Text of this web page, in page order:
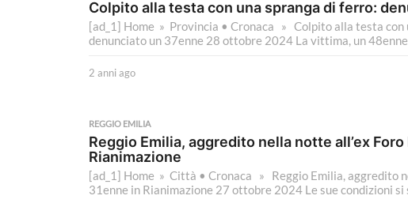
a
g
o
Colpito alla testa con una spranga di ferro:
[ad_1] Home » Provincia • Cronaca » Colpito alla testa con
denunciato un 37enne 28 ottobre 2024 La vittima, un
2 anni ago
n
a
g
o
REGGIO EMILIA
Reggio Emilia, aggredito nella notte all’ex
Rianimazione
[ad_1] Home » Città • Cronaca » Reggio Emilia, aggredito
31enne in Rianimazione 27 ottobre 2024 Le sue condizioni si